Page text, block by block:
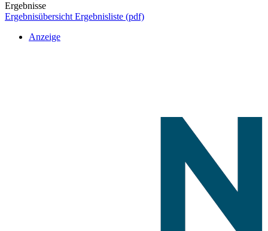
Ergebnisse
Ergebnisübersicht Ergebnisliste (pdf)
Anzeige